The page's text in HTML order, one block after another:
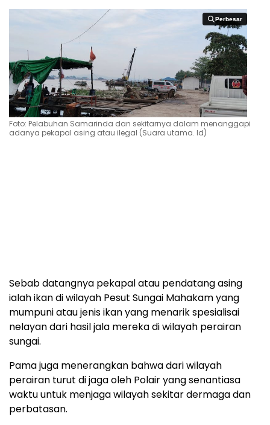
Perbesar
Perbesar
Foto: Pelabuhan Samarinda dan sekitarnya dalam menanggapi
adanya pekapal asing atau ilegal (Suara utama. Id)
Sebab datangnya pekapal atau pendatang asing
ialah ikan di wilayah Pesut Sungai Mahakam yang
mumpuni atau jenis ikan yang menarik spesialisai
nelayan dari hasil jala mereka di wilayah perairan
sungai.
Pama juga menerangkan bahwa dari wilayah
perairan turut di jaga oleh Polair yang senantiasa
waktu untuk menjaga wilayah sekitar dermaga dan
perbatasan.